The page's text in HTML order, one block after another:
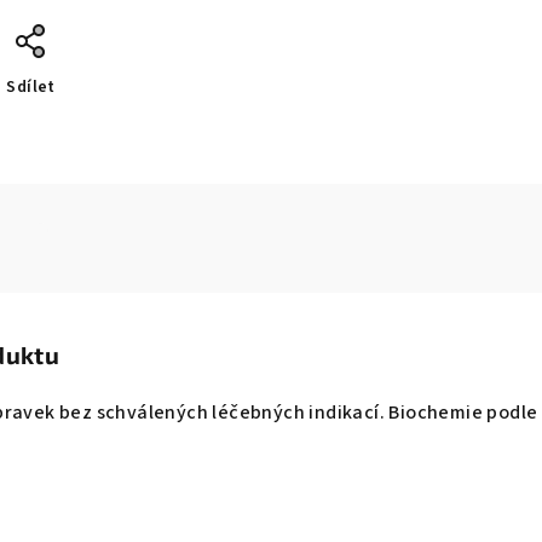
Sdílet
bez schválených léčebných indikací. Biochemie podle